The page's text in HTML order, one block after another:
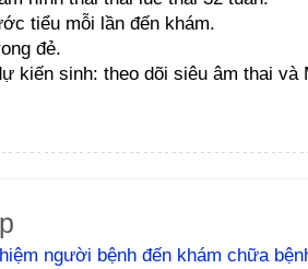
tiểu mỗi lần đến khám.
đẻ.
kiến sinh: theo dõi siêu âm thai và
người bệnh đến khám chữa